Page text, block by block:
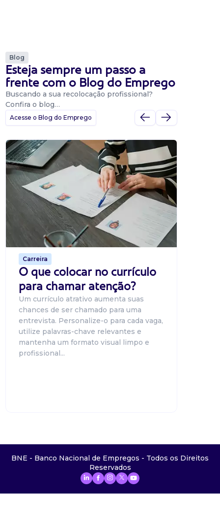
Blog
Esteja sempre um passo a
frente com o Blog do Emprego
Buscando a sua recolocação profissional?
Confira o blog…
Acesse o Blog do Emprego
Carreira
O que colocar no currículo
para chamar atenção?
Um currículo atrativo aumenta suas
chances de ser chamado para uma
entrevista. Personalize-o para cada vaga,
utilize palavras-chave relevantes e
mantenha um formato visual limpo e
profissional...
BNE - Banco Nacional de Empregos - Todos os Direitos
Reservados